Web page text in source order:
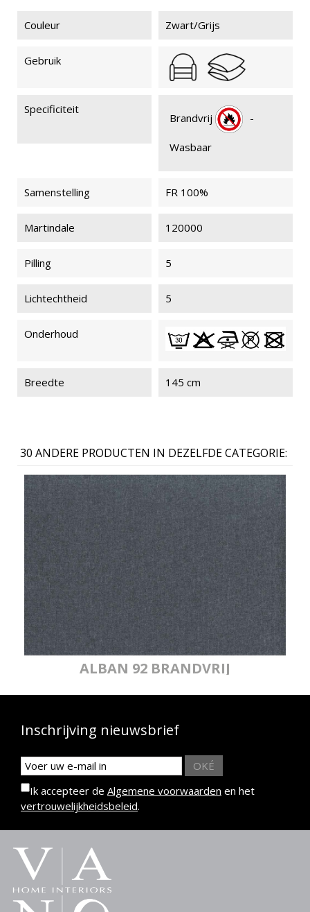
Couleur Zwart/Grijs
Gebruik
Specificiteit
Brandvrij -
Wasbaar
Samenstelling FR 100%
Martindale 120000
Pilling 5
Lichtechtheid 5
Onderhoud
Breedte 145 cm
30 ANDERE PRODUCTEN IN DEZELFDE CATEGORIE:
ALBAN 92 BRANDVRIJ
Inschrijving nieuwsbrief
OKÉ
Ik accepteer de Algemene voorwaarden en het
vertrouwelijkheidsbeleid.